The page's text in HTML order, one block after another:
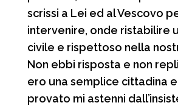
scrissi a Lei ed al Vescovo
intervenire, onde ristabilire
civile e rispettoso nella
Non ebbi risposta e non
ero una semplice cittadina
provato mi astenni